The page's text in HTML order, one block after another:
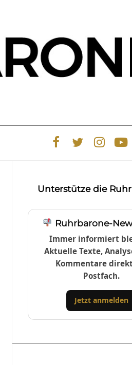
Unterstütze die
Ruhrbarone-
Immer informiert
Aktuelle Texte,
Kommentare
Postfach.
Jetzt anmelden